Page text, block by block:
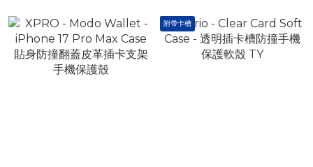
附帶卡槽